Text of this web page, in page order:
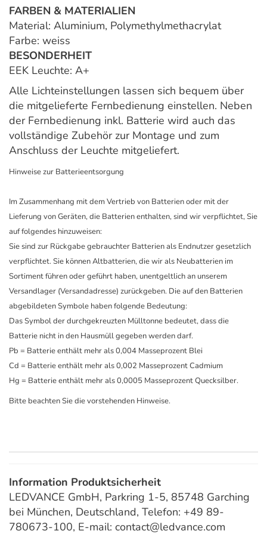
FARBEN & MATERIALIEN
Material: Aluminium, Polymethylmethacrylat
Farbe: weiss
BESONDERHEIT
EEK Leuchte: A+
Alle Lichteinstellungen lassen sich bequem über
die mitgelieferte Fernbedienung einstellen. Neben
der Fernbedienung inkl. Batterie wird auch das
vollständige Zubehör zur Montage und zum
Anschluss der Leuchte mitgeliefert.
Hinweise zur Batterieentsorgung
Im Zusammenhang mit dem Vertrieb von Batterien oder mit der
Lieferung von Geräten, die Batterien enthalten, sind wir verpflichtet, Sie
auf folgendes hinzuweisen:
Sie sind zur Rückgabe gebrauchter Batterien als Endnutzer gesetzlich
verpflichtet. Sie können Altbatterien, die wir als Neubatterien im
Sortiment führen oder geführt haben, unentgeltlich an unserem
Versandlager (Versandadresse) zurückgeben. Die auf den Batterien
abgebildeten Symbole haben folgende Bedeutung:
Das Symbol der durchgekreuzten Mülltonne bedeutet, dass die
Batterie nicht in den Hausmüll gegeben werden darf.
Pb = Batterie enthält mehr als 0,004 Masseprozent Blei
Cd = Batterie enthält mehr als 0,002 Masseprozent Cadmium
Hg = Batterie enthält mehr als 0,0005 Masseprozent Quecksilber.
Bitte beachten Sie die vorstehenden Hinweise.
Information Produktsicherheit
LEDVANCE GmbH, Parkring 1-5, 85748 Garching
bei München, Deutschland, Telefon: +49 89-
780673-100, E-mail: contact@ledvance.com